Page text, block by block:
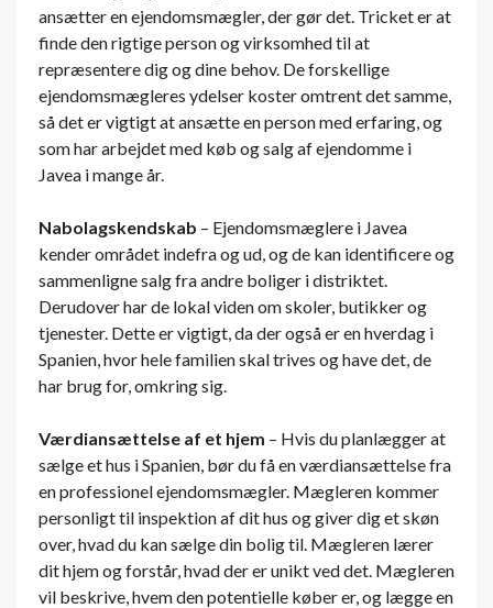
ansætter en ejendomsmægler, der gør det. Tricket er at
finde den rigtige person og virksomhed til at
repræsentere dig og dine behov. De forskellige
ejendomsmægleres ydelser koster omtrent det samme,
så det er vigtigt at ansætte en person med erfaring, og
som har arbejdet med køb og salg af ejendomme i
Javea i mange år.
Nabolagskendskab – Ejendomsmæglere i Javea
kender området indefra og ud, og de kan identificere og
sammenligne salg fra andre boliger i distriktet.
Derudover har de lokal viden om skoler, butikker og
tjenester. Dette er vigtigt, da der også er en hverdag i
Spanien, hvor hele familien skal trives og have det, de
har brug for, omkring sig.
Værdiansættelse af et hjem – Hvis du planlægger at
sælge et hus i Spanien, bør du få en værdiansættelse fra
en professionel ejendomsmægler. Mægleren kommer
personligt til inspektion af dit hus og giver dig et skøn
over, hvad du kan sælge din bolig til. Mægleren lærer
dit hjem og forstår, hvad der er unikt ved det. Mægleren
vil beskrive, hvem den potentielle køber er, og lægge en